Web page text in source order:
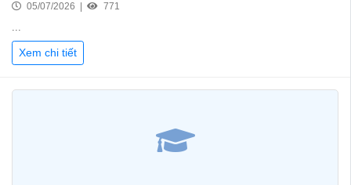
05/07/2026 | 771
...
Xem chi tiết